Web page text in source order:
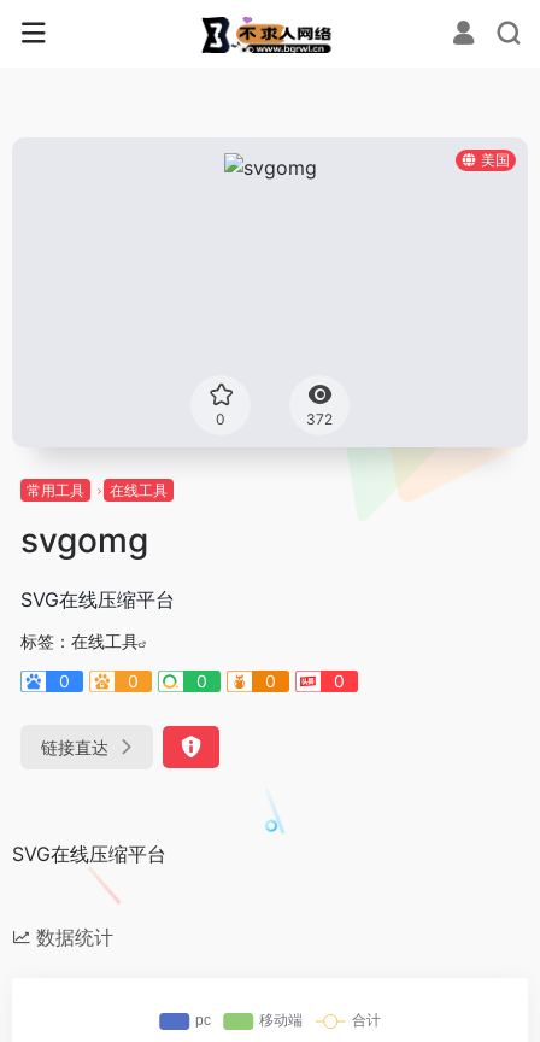
美国
0 372
常用工具 在线工具
svgomg
SVG在线压缩平台
标签： 在线工具
0
0 0 0 0
链接直达
SVG在线压缩平台
数据统计